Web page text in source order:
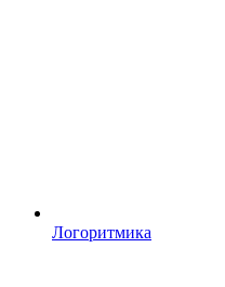
Логоритмика